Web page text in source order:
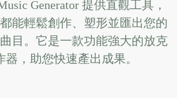
Generator 提供直觀工具，
能輕鬆創作、塑形並匯出您的
目。它是一款功能強大的放克
器，助您快速產出成果。